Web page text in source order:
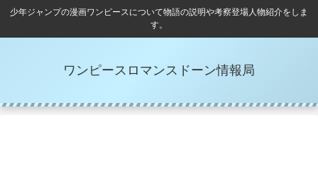
少年ジャンプの漫画ワンピースについて物語の説明や考察登場人物紹介をしま
す。
ワンピースロマンスドーン情報局